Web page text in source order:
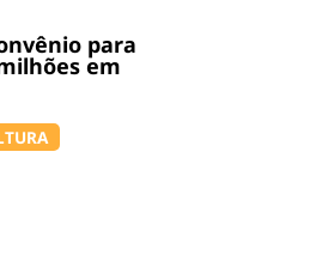
para
em